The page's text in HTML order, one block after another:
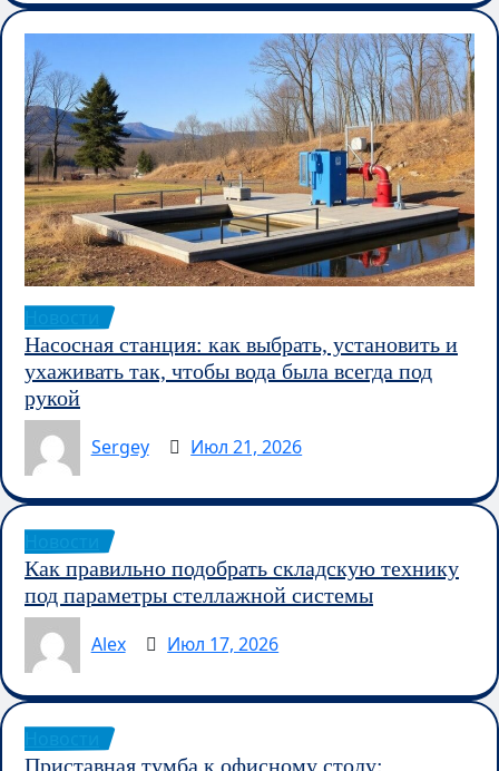
Насосная станция: как выбрать, установить и
ухаживать так, чтобы вода была всегда под
рукой
Sergey
Июл 21, 2026
Как правильно подобрать складскую технику
под параметры стеллажной системы
Alex
Июл 17, 2026
Приставная тумба к офисному столу: